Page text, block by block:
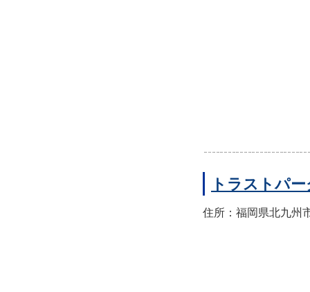
トラストパ
住所：福岡県北九州